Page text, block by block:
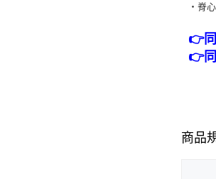
・脊
👉
👉
商品